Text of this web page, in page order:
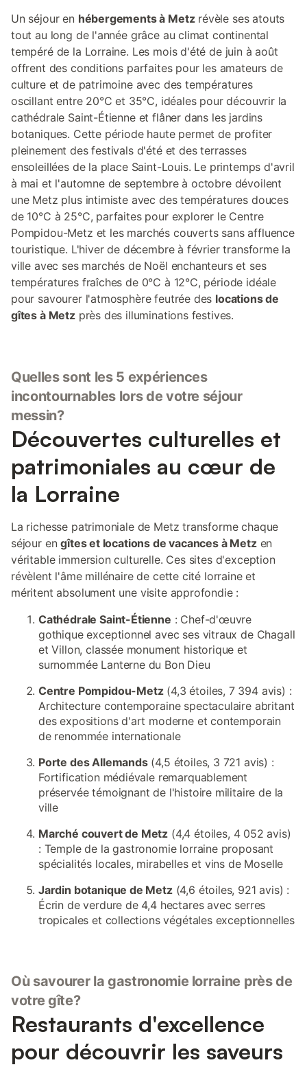
Un séjour en hébergements à Metzrévèle ses atouts
tout au long de l'année grâce au climat continental
tempéré de la Lorraine. Les mois d'été de juin à août
offrent des conditions parfaites pour les amateurs de
culture et de patrimoine avec des températures
oscillant entre 20°C et 35°C, idéales pour découvrir la
cathédrale Saint-Étienne et flâner dans les jardins
botaniques. Cette période haute permet de profiter
pleinement des festivals d'été et des terrasses
ensoleillées de la place Saint-Louis. Le printemps d'avril
à mai et l'automne de septembre à octobre dévoilent
une Metz plus intimiste avec des températures douces
de 10°C à 25°C, parfaites pour explorer le Centre
Pompidou-Metz et les marchés couverts sans affluence
touristique. L'hiver de décembre à février transforme la
ville avec ses marchés de Noël enchanteurs et ses
températures fraîches de 0°C à 12°C, période idéale
pour savourer l'atmosphère feutrée des locations de
gîtes à Metzprès des illuminations festives.
Quelles sont les 5 expériences
incontournables lors de votre séjour
messin?
Découvertes culturelles et
patrimoniales au cœur de
la Lorraine
La richesse patrimoniale de Metz transforme chaque
séjour engîtes et locations de vacances à Metzen
véritable immersion culturelle. Ces sites d'exception
révèlent l'âme millénaire de cette cité lorraine et
méritent absolument une visite approfondie :
Cathédrale Saint-Étienne : Chef-d'œuvre
gothique exceptionnel avec ses vitraux de Chagall
et Villon, classée monument historique et
surnommée Lanterne du Bon Dieu
Centre Pompidou-Metz(4,3 étoiles, 7 394 avis) :
Architecture contemporaine spectaculaire abritant
des expositions d'art moderne et contemporain
de renommée internationale
Porte des Allemands(4,5 étoiles, 3 721 avis) :
Fortification médiévale remarquablement
préservée témoignant de l'histoire militaire de la
ville
Marché couvert de Metz (4,4 étoiles, 4 052 avis)
: Temple de la gastronomie lorraine proposant
spécialités locales, mirabelles et vins de Moselle
Jardin botanique de Metz(4,6 étoiles, 921 avis) :
Écrin de verdure de 4,4 hectares avec serres
tropicales et collections végétales exceptionnelles
Où savourer la gastronomie lorraine près de
votre gîte?
Restaurants d'excellence
pour découvrir les saveurs